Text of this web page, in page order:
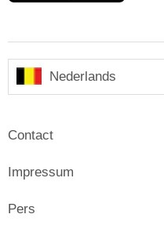
Nederlands
Contact
Impressum
Pers